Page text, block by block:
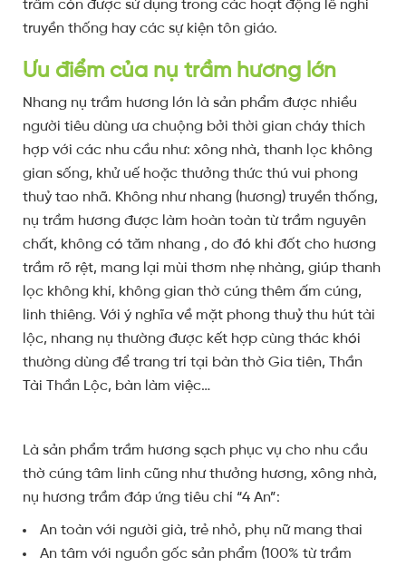
trầm còn được sử dụng trong các hoạt động lễ nghi
truyền thống hay các sự kiện tôn giáo.
Ưu điểm của nụ trầm hương lớn
Nhang nụ trầm hương lớn là sản phẩm được nhiều
người tiêu dùng ưa chuộng bởi thời gian cháy thích
hợp với các nhu cầu như: xông nhà, thanh lọc không
gian sống, khử uế hoặc thưởng thức thú vui phong
thuỷ tao nhã. Không như nhang (hương) truyền thống,
nụ trầm hương được làm hoàn toàn từ trầm nguyên
chất, không có tăm nhang , do đó khi đốt cho hương
trầm rõ rệt, mang lại mùi thơm nhẹ nhàng, giúp thanh
lọc không khí, không gian thờ cúng thêm ấm cúng,
linh thiêng. Với ý nghĩa về mặt phong thuỷ thu hút tài
lộc, nhang nụ thường được kết hợp cùng thác khói
thường dùng để trang trí tại bàn thờ Gia tiên, Thần
Tài Thần Lộc, bàn làm việc…
Là sản phẩm trầm hương sạch phục vụ cho nhu cầu
thờ cúng tâm linh cũng như thưởng hương, xông nhà,
nụ hương trầm đáp ứng tiêu chí “4 An”:
An toàn với người già, trẻ nhỏ, phụ nữ mang thai
An tâm với nguồn gốc sản phẩm (100% từ trầm